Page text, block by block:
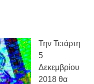
Την Τετάρτη
5
Δεκεμβρίου
2018 θα